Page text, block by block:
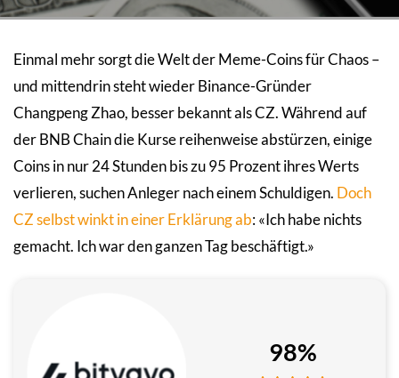
Einmal mehr sorgt die Welt der Meme-Coins für Chaos –
und mittendrin steht wieder Binance-Gründer
Changpeng Zhao, besser bekannt als CZ. Während auf
der BNB Chain die Kurse reihenweise abstürzen, einige
Coins in nur 24 Stunden bis zu 95 Prozent ihres Werts
verlieren, suchen Anleger nach einem Schuldigen. Doch
CZ selbst winkt in einer Erklärung ab: «Ich habe nichts
gemacht. Ich war den ganzen Tag beschäftigt.»
98%